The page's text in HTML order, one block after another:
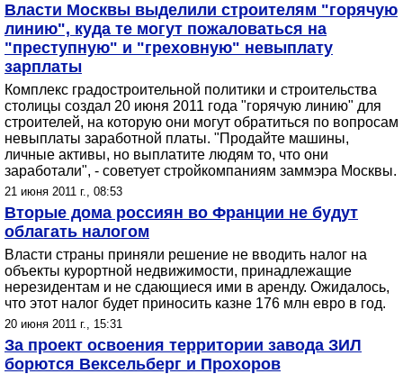
Власти Москвы выделили строителям "горячую
линию", куда те могут пожаловаться на
"преступную" и "греховную" невыплату
зарплаты
Комплекс градостроительной политики и строительства
столицы создал 20 июня 2011 года "горячую линию" для
строителей, на которую они могут обратиться по вопросам
невыплаты заработной платы. "Продайте машины,
личные активы, но выплатите людям то, что они
заработали", - советует стройкомпаниям заммэра Москвы.
21 июня 2011 г., 08:53
Вторые дома россиян во Франции не будут
облагать налогом
Власти страны приняли решение не вводить налог на
объекты курортной недвижимости, принадлежащие
нерезидентам и не сдающиеся ими в аренду. Ожидалось,
что этот налог будет приносить казне 176 млн евро в год.
20 июня 2011 г., 15:31
За проект освоения территории завода ЗИЛ
борются Вексельберг и Прохоров